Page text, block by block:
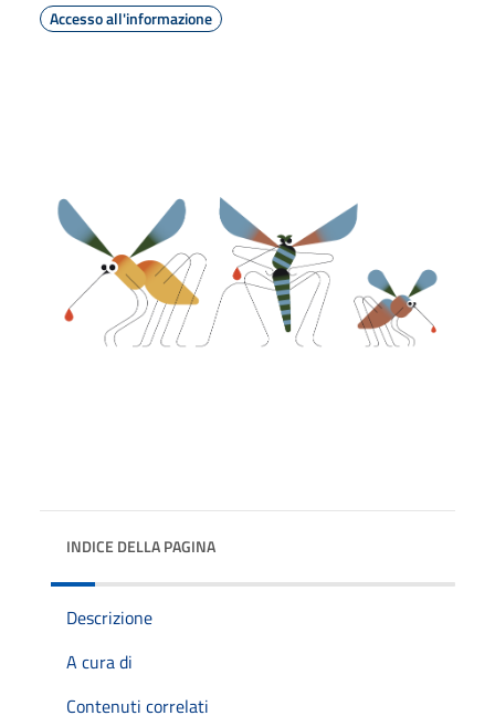
Accesso all'informazione
INDICE DELLA PAGINA
Descrizione
A cura di
Contenuti correlati